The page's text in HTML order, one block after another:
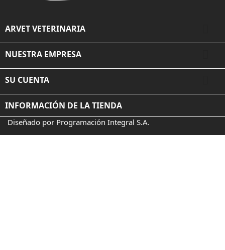
ARVET VETERINARIA
NUESTRA EMPRESA
SU CUENTA
INFORMACIÓN DE LA TIENDA
Diseñado por Programación Integral S.A.